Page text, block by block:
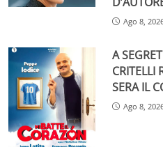
Ago 8,
A
CRITELLI
SERA IL
Ago 8,